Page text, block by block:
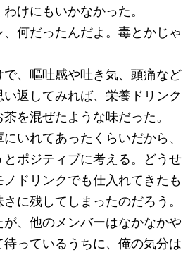
けにもいかなかった。
、何だったんだよ。毒とかじゃ
、嘔吐感や吐き気、頭痛など
返してみれば、栄養ドリンク
を混ぜたような味だった。
いれてあったくらいだから、
ポジティブに考える。どうせ
ドリンクでも仕入れてきたも
に残してしまったのだろう。
、他のメンバーはなかなかや
っているうちに、俺の気分は